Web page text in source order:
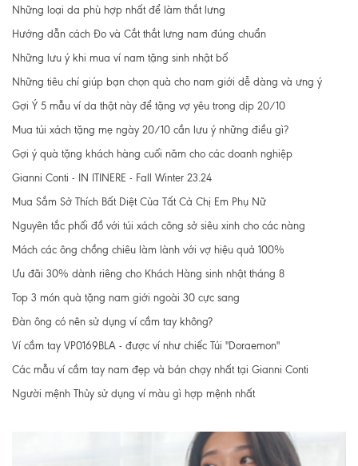
Những loại da phù hợp nhất để làm thắt lưng
Hướng dẫn cách Đo và Cắt thắt lưng nam đúng chuẩn
Những lưu ý khi mua ví nam tặng sinh nhật bố
Những tiêu chí giúp bạn chọn quà cho nam giới dễ dàng và ưng ý
Gợi Ý 5 mẫu ví da thật này để tặng vợ yêu trong dịp 20/10
Mua túi xách tặng mẹ ngày 20/10 cần lưu ý những điều gì?
Gợi ý quà tặng khách hàng cuối năm cho các doanh nghiệp
Gianni Conti - IN ITINERE - Fall Winter 23.24
Mua Sắm Sở Thích Bất Diệt Của Tất Cả Chị Em Phụ Nữ
Nguyên tắc phối đồ với túi xách công sở siêu xinh cho các nàng
Mách các ông chồng chiêu làm lành với vợ hiệu quả 100%
Ưu đãi 30% dành riêng cho Khách Hàng sinh nhật tháng 8
Top 3 món quà tặng nam giới ngoài 30 cực sang
Đàn ông có nên sử dụng ví cầm tay không?
Ví cầm tay VP0169BLA - được ví như chiếc Túi "Doraemon"
Các mẫu ví cầm tay nam đẹp và bán chạy nhất tại Gianni Conti
Người mệnh Thủy sử dụng ví màu gì hợp mệnh nhất